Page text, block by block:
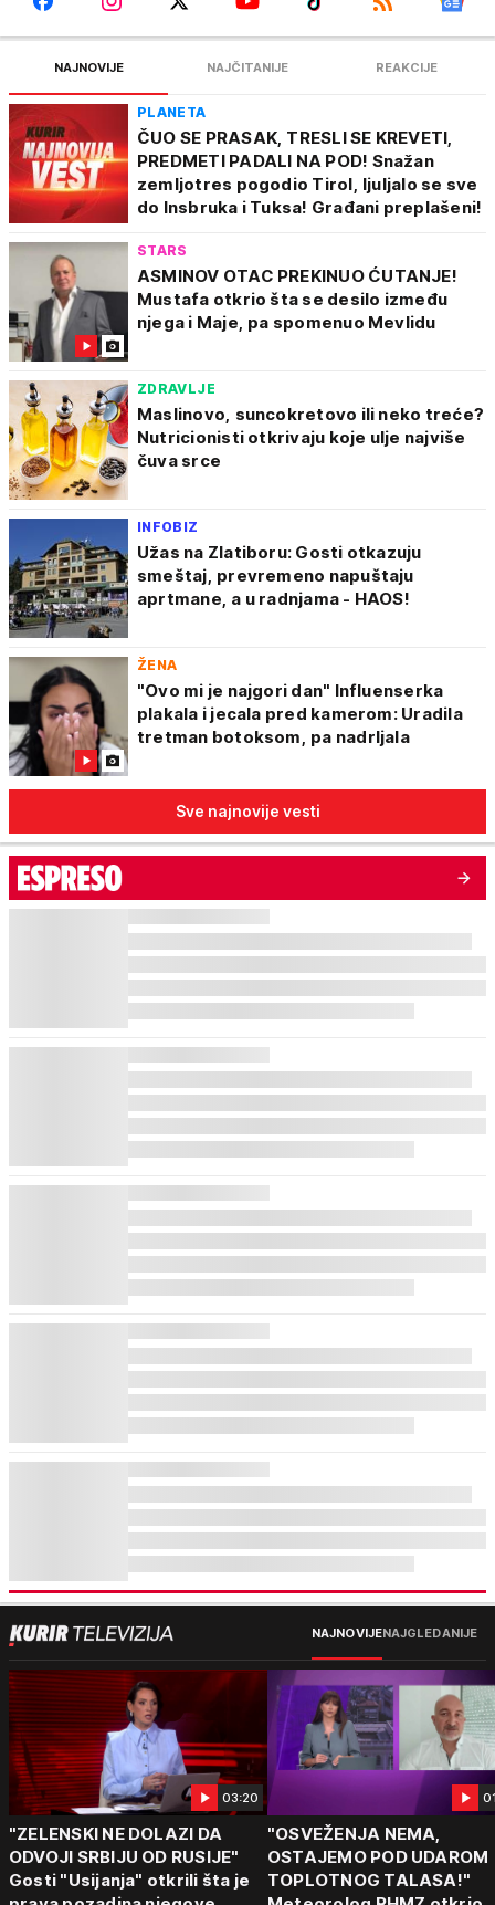
NAJNOVIJE NAJČITANIJE REAKCIJE
PLANETA
ČUO SE PRASAK, TRESLI SE KREVETI,
PREDMETI PADALI NA POD! Snažan
zemljotres pogodio Tirol, ljuljalo se sve
do Insbruka i Tuksa! Građani preplašeni!
STARS
ASMINOV OTAC PREKINUO ĆUTANJE!
Mustafa otkrio šta se desilo između
njega i Maje, pa spomenuo Mevlidu
ZDRAVLJE
Maslinovo, suncokretovo ili neko treće?
Nutricionisti otkrivaju koje ulje najviše
čuva srce
INFOBIZ
Užas na Zlatiboru: Gosti otkazuju
smeštaj, prevremeno napuštaju
aprtmane, a u radnjama - HAOS!
ŽENA
"Ovo mi je najgori dan" Influenserka
plakala i jecala pred kamerom: Uradila
tretman botoksom, pa nadrljala
Sve najnovije vesti
NAJNOVIJENAJGLEDANIJE
03:20
"ZELENSKI NE DOLAZI DA
ODVOJI SRBIJU OD RUSIJE"
Gosti "Usijanja" otkrili šta je
"OSVEŽENJA NEMA,
OSTAJEMO POD UDAROM
TOPLOTNOG TALASA!"